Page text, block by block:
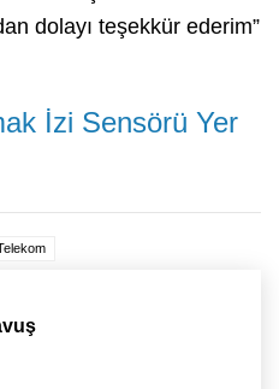
dolayı teşekkür ederim”
İzi Sensörü Yer